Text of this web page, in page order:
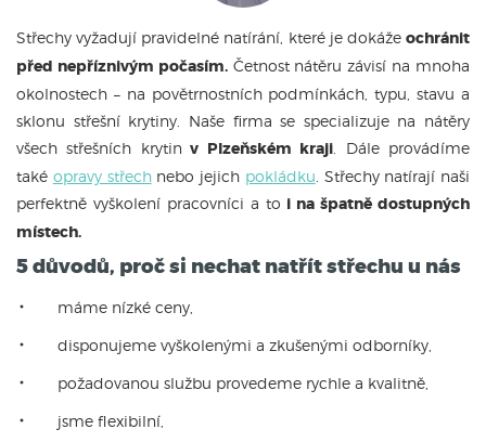
Střechy vyžadují pravidelné natírání, které je dokáže ochránit
před nepříznivým počasím.Četnost nátěru závisí na mnoha
okolnostech – na povětrnostních podmínkách, typu, stavu a
sklonu střešní krytiny. Naše firma se specializuje na nátěry
všech střešních krytin v Plzeňském kraji . Dále provádíme
také opravy střechnebo jejich pokládku . Střechy natírají naši
perfektně vyškolení pracovníci a to i na špatně dostupných
místech.
5 důvodů, proč si nechat natřít střechu u nás
máme nízké ceny,
disponujeme vyškolenými a zkušenými odborníky,
požadovanou službu provedeme rychle a kvalitně,
jsme flexibilní,